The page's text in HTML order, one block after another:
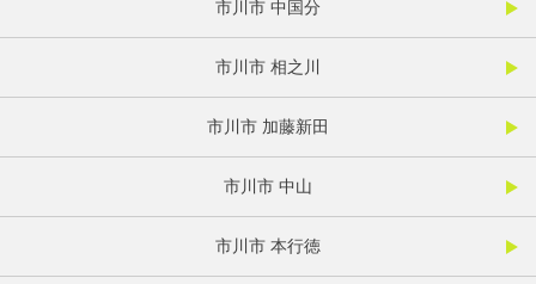
市川市 中国分
市川市 相之川
市川市 加藤新田
市川市 中山
市川市 本行徳